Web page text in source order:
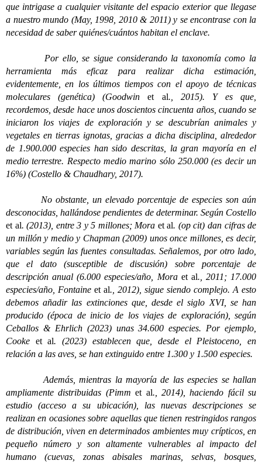
que intrigase a cualquier visitante del espacio exterior que llegase
a nuestro mundo (May, 1998, 2010 & 2011) y se encontrase con la
necesidad de saber quiénes/cuántos habitan el enclave.
Por ello, se sigue considerando la taxonomía como la
herramienta más eficaz para realizar dicha estimación,
evidentemente, en los últimos tiempos con el apoyo de técnicas
moleculares (genética) (Goodwinet al., 2015). Y es que,
recordemos, desde hace unos doscientos cincuenta años, cuando se
iniciaron los viajes de exploración y se descubrían animales y
vegetales en tierras ignotas, gracias a dicha disciplina, alrededor
de 1.900.000 especies han sido descritas, la gran mayoría en el
medio terrestre. Respecto medio marino sólo 250.000 (es decir un
16%) (Costello & Chaudhary, 2017).
No obstante, un elevado porcentaje de especies son aún
desconocidas, hallándose pendientes de determinar. Según Costello
et al. (2013), entre 3 y 5 millones; Mora et al. (op cit) dan cifras de
un millón y medio y Chapman (2009) unos once millones, es decir,
variables según las fuentes consultadas. Señalemos, por otro lado,
que el dato (susceptible de discusión) sobre porcentaje de
descripción anual (6.000 especies/año, Mora et al., 2011; 17.000
especies/año, Fontaine et al., 2012), sigue siendo complejo. A esto
debemos añadir las extinciones que, desde el siglo XVI, se han
producido (época de inicio de los viajes de exploración), según
Ceballos & Ehrlich (2023) unas 34.600 especies. Por ejemplo,
Cooke et al. (2023) establecen que, desde el Pleistoceno, en
relación a las aves, se han extinguido entre 1.300 y 1.500 especies.
Además, mientras la mayoría de las especies se hallan
ampliamente distribuidas (Pimmet al., 2014), haciendo fácil su
estudio (acceso a su ubicación), las nuevas descripciones se
realizan en ocasiones sobre aquellas que tienen restringidos rangos
de distribución, viven en determinados ambientes muy crípticos, en
pequeño número y son altamente vulnerables al impacto del
humano (cuevas, zonas abisales marinas, selvas, bosques,